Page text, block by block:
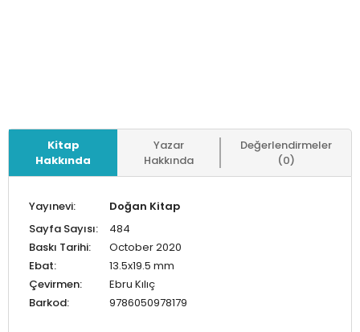
Kitap
Hakkında
Yazar
Hakkında
Değerlendirmeler
(0)
Yayınevi:
Doğan Kitap
Sayfa Sayısı:
484
Baskı Tarihi:
October 2020
Ebat:
13.5x19.5 mm
Çevirmen:
Ebru Kılıç
Barkod:
9786050978179